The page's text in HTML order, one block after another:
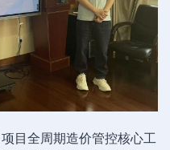
目全周期造价管控核心工